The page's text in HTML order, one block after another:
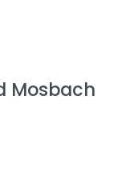
Mosbach